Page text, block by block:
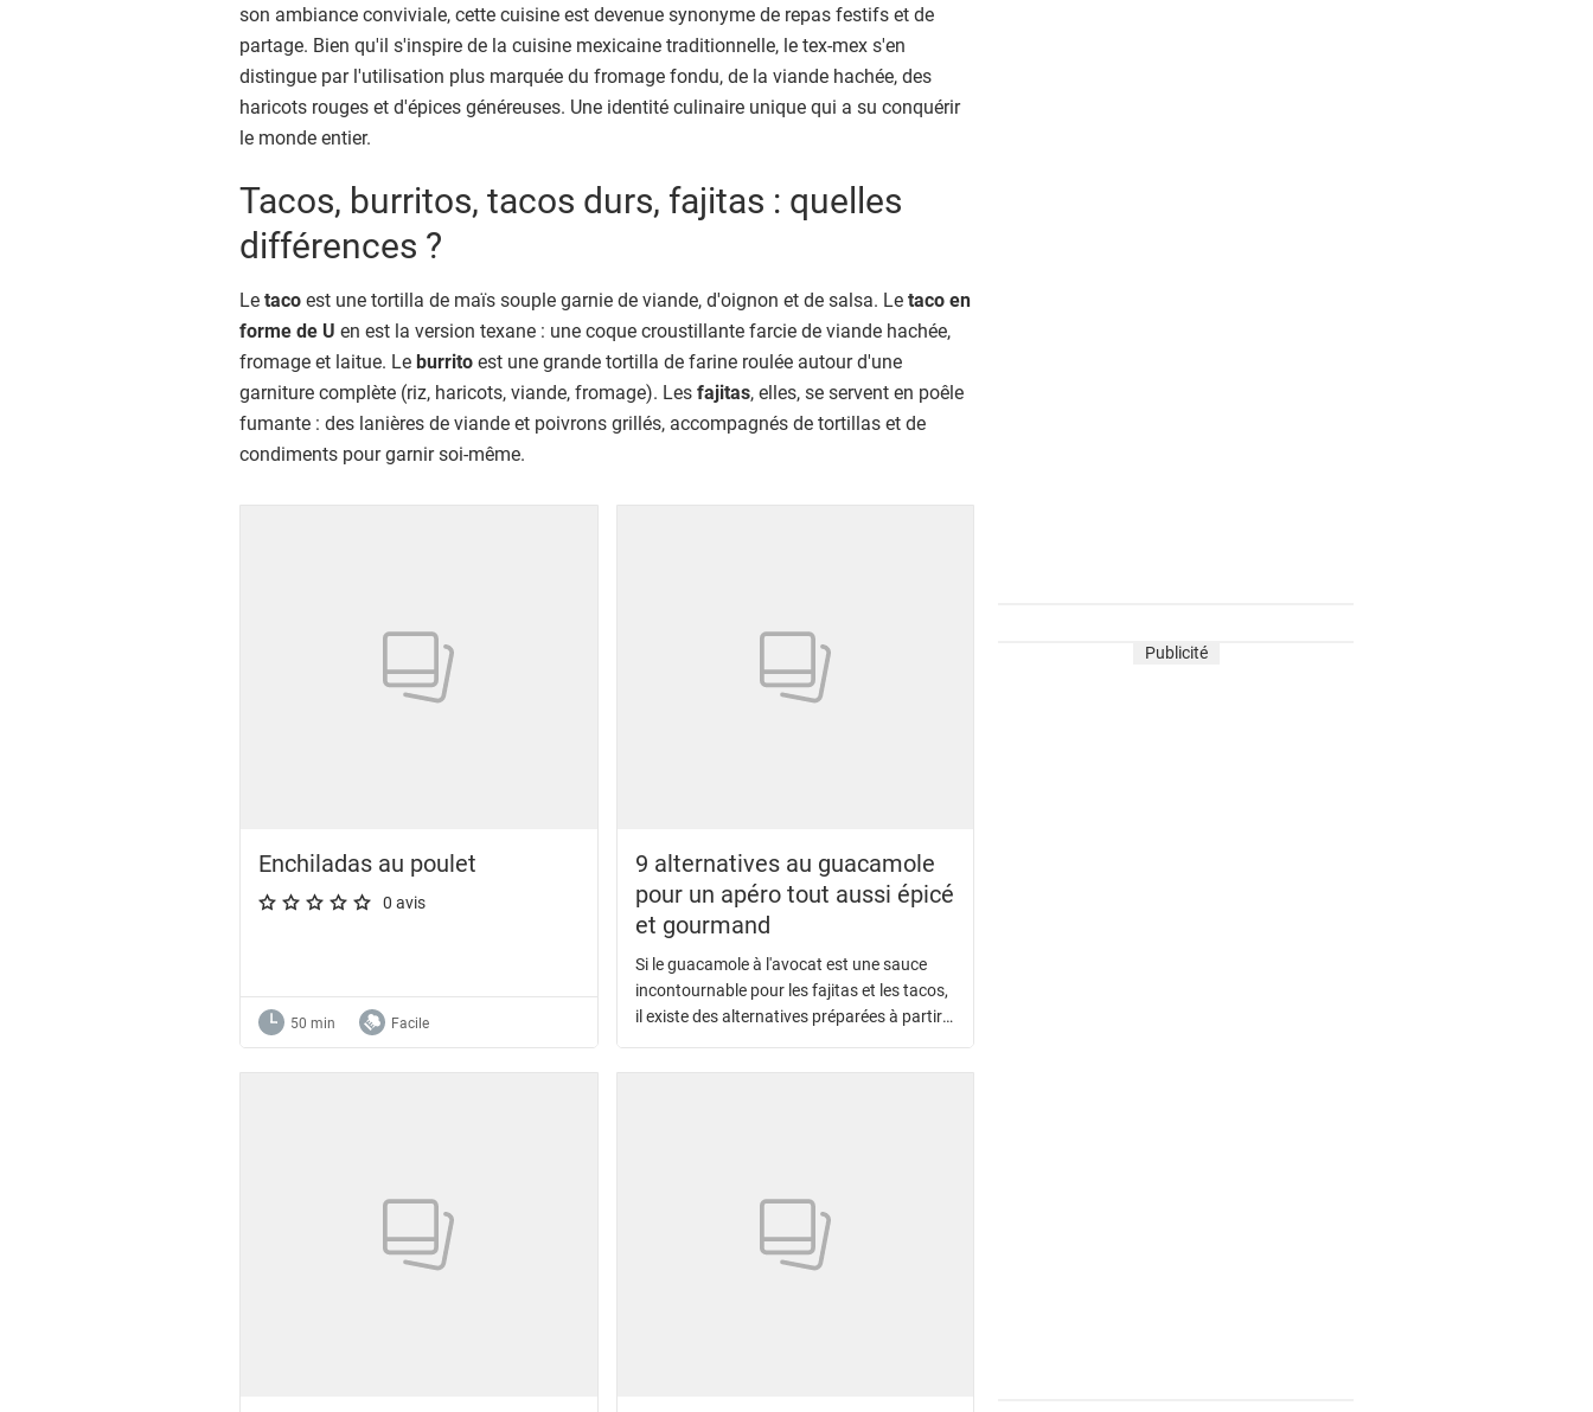
son ambiance conviviale, cette cuisine est devenue synonyme de repas festifs et de
partage. Bien qu'il s'inspire de la cuisine mexicaine traditionnelle, le tex-mex s'en
distingue par l'utilisation plus marquée du fromage fondu, de la viande hachée, des
haricots rouges et d'épices généreuses. Une identité culinaire unique qui a su conquérir
le monde entier.
Tacos, burritos, tacos durs, fajitas : quelles
différences ?
Letacoest une tortilla de maïs souple garnie de viande, d'oignon et de salsa. Letaco en
forme de U en est la version texane : une coque croustillante farcie de viande hachée,
fromage et laitue. Leburritoest une grande tortilla de farine roulée autour d'une
garniture complète (riz, haricots, viande, fromage). Lesfajitas, elles, se servent en poêle
fumante : des lanières de viande et poivrons grillés, accompagnés de tortillas et de
condiments pour garnir soi-même.
Enchiladas au poulet
A star rating of 0 out of 5.
0 avis
50 min Facile
9 alternatives au guacamole
pour un apéro tout aussi épicé
et gourmand
Si le guacamole à l'avocat est une sauce
incontournable pour les fajitas et les tacos,
il existe des alternatives préparées à partir
d'autres légumes verts, voire rouge.
Publicité